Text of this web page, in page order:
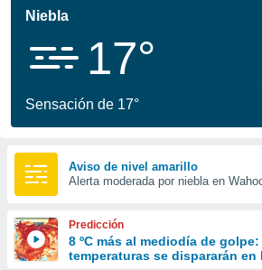
por
que se
a este
las
y
forma
digital
basada
Niebla
17°
Sensación de 17°
Aviso de nivel amarillo
Alerta moderada por niebla en
Predicción
8 ºC más al mediodía de
temperaturas se dispararán